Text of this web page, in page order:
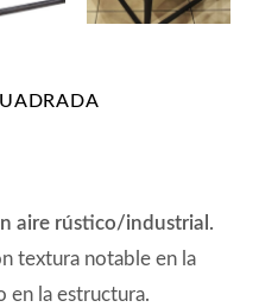
aire rústico/industrial.
textura notable en la
en la estructura.